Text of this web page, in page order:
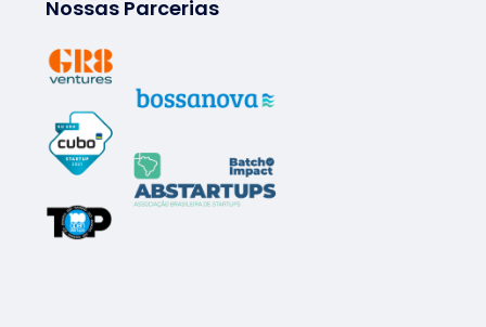
Nossas Parcerias